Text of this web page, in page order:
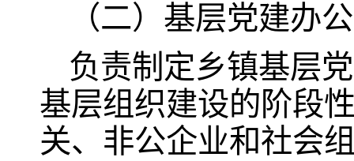
（二）基层党建办
负责制定乡镇基层
基层组织建设的阶段
关、非公企业和社会